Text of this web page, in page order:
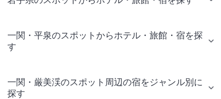
一関・平泉のスポットからホテル・旅館・宿を探
す
一関・厳美渓のスポット周辺の宿をジャンル別に
探す